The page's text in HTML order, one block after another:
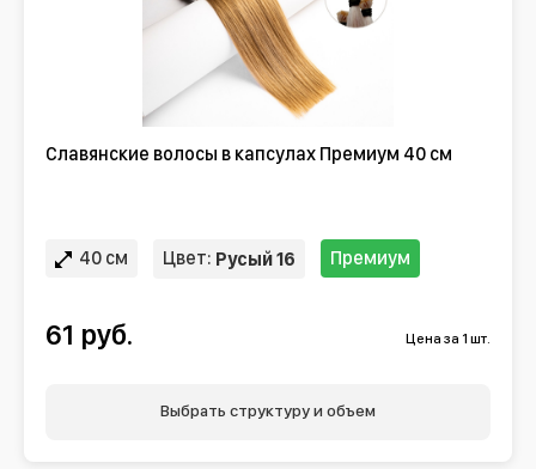
Славянские волосы в капсулах Премиум 40 см
40 см Цвет: Русый 16 Премиум
61 руб. Цена за 1 шт.
Выбрать структуру и объем